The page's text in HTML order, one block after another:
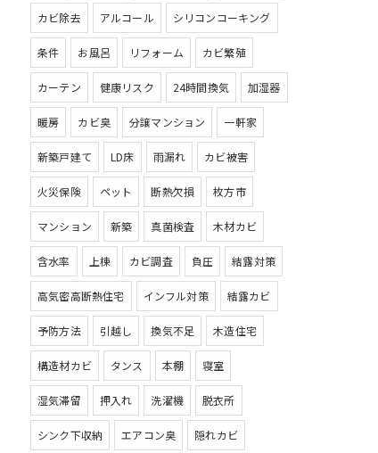
カビ除去 アルコール シリコンコーキング
条件 お風呂 リフォーム カビ繁殖
カーテン 健康リスク 24時間換気 加湿器
暖房 カビ臭 分譲マンション 一軒家
新築戸建て LD床 雨漏れ カビ被害
火災保険 ペット 断熱欠損 枚方市
マンション 新築 真菌検査 木材カビ
含水率 上棟 カビ調査 負圧 結露対策
高気密高断熱住宅 インフル対策 結露カビ
予防方法 引越し 換気不足 木造住宅
構造材カビ タンス 本棚 寝室
湿気滞留 押入れ 洗濯機 脱衣所
シンク下収納 エアコン臭 隠れカビ